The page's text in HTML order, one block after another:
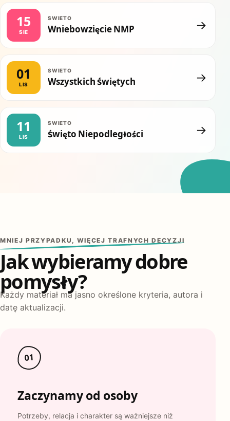
15
SIE
SWIETO
Wniebowzięcie NMP →
01
LIS
SWIETO
Wszystkich Świętych →
11
LIS
SWIETO
Święto Niepodległości →
MNIEJ PRZYPADKU, WIĘCEJ TRAFNYCH DECYZJI
Jak wybieramy dobre
pomysły?
Każdy materiał ma jasno określone kryteria, autora i
datę aktualizacji.
01
Zaczynamy od osoby
Potrzeby, relacja i charakter są ważniejsze niż